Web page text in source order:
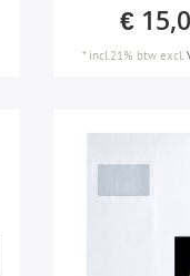
€
* incl.21% btw excl.